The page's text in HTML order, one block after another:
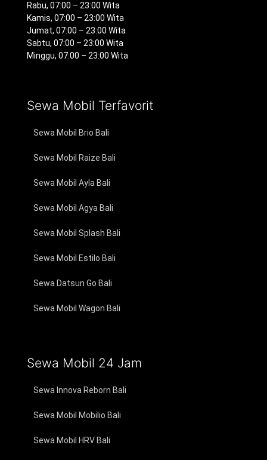
Rabu, 07:00 – 23:00 Wita
Kamis, 07:00 – 23:00 Wita
Jumat, 07:00 – 23:00 Wita
Sabtu, 07:00 – 23:00 Wita
Minggu, 07:00 – 23:00 Wita
Sewa Mobil Terfavorit
Sewa Mobil Brio Bali
Sewa Mobil Raize Bali
Sewa Mobil Ayla Bali
Sewa Mobil Agya Bali
Sewa Mobil Splash Bali
Sewa Mobil Estilo Bali
Sewa Datsun Go Bali
Sewa Mobil Wagon Bali
Sewa Mobil 24 Jam
Sewa Innova Reborn Bali
Sewa Mobil Mobilio Bali
Sewa Mobil HRV Bali